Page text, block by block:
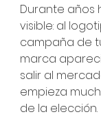
Durante años
visible: al
campaña de
marca
salir al
empieza
de la elección.